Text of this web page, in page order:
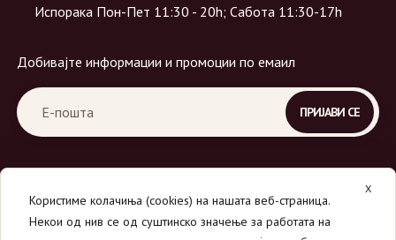
Испорака Пон-Пет 11:30 - 20h; Сабота 11:30-17h
Добивајте информации и промоции по емаил
X
Користиме колачиња (cookies) на нашата веб-страница.
Некои од нив се од суштинско значење за работата на